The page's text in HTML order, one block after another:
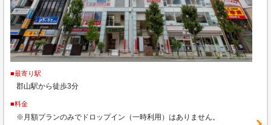
■最寄り駅
郡山駅から徒歩3分
■料金
※月額プランのみでドロップイン（一時利用）はありません。